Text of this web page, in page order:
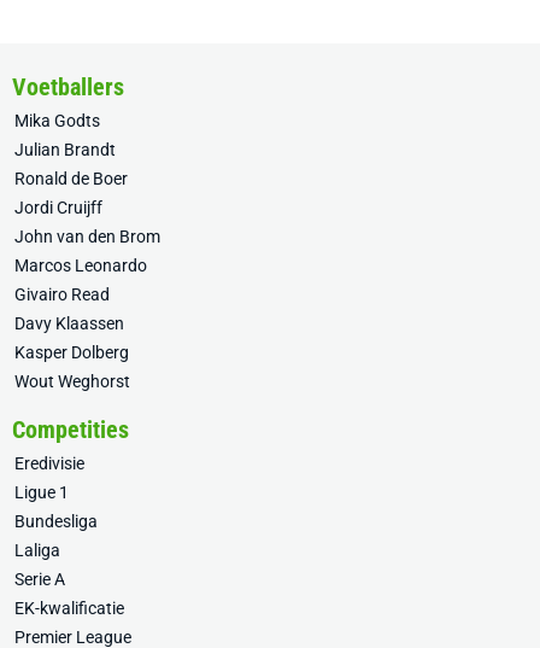
Voetballers
Mika Godts
Julian Brandt
Ronald de Boer
Jordi Cruijff
John van den Brom
Marcos Leonardo
Givairo Read
Davy Klaassen
Kasper Dolberg
Wout Weghorst
Competities
Eredivisie
Ligue 1
Bundesliga
Laliga
Serie A
EK-kwalificatie
Premier League